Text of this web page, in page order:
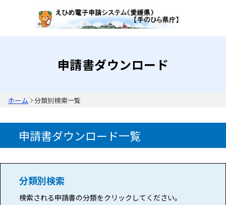
申請書ダウンロード
ホーム 分類別検索一覧
申請書ダウンロード一覧
分類別検索
検索される申請書の分類をクリックしてください。